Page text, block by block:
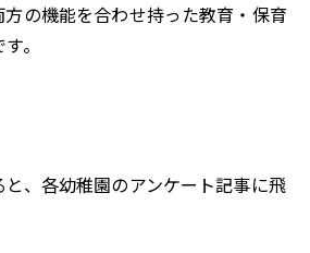
の機能を合わせ持った教育・保育
。
、各幼稚園のアンケート記事に飛